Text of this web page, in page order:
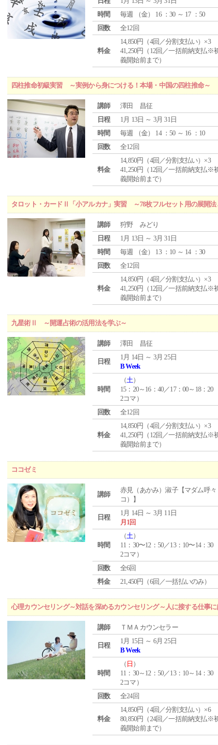
時間
毎週 （金） 16 ：30 ～ 17 ：50
回数
全12回
料金
14,850円（4回／分割支払い）×3
41,250円（12回／一括前納支払※
義開始前まで）
四柱推命初級実習 ～実例から身につける！本場・中国の四柱推命～
講師
澤田 昌征
日程
1月 13日 ～ 3月 31日
時間
毎週 （金） 14 ：50 ～ 16 ：10
回数
全12回
料金
14,850円（4回／分割支払い）×3
41,250円（12回／一括前納支払※
義開始前まで）
タロット・カードⅡ「小アルカナ」実習 ～78枚フルセット用の展開法
講師
狩野 みどり
日程
1月 13日 ～ 3月 31日
時間
毎週 （金） 13 ：10 ～ 14 ：30
回数
全12回
料金
14,850円（4回／分割支払い）×3
41,250円（12回／一括前納支払※
義開始前まで）
九星術Ⅱ ～開運占術の活用法を学ぶ～
講師 澤田 昌征
日程
1月 14日 ～ 3月 25日
B Week
時間
（土）
15：20～16：40／17：00～18：20
2コマ）
回数
全12回
料金
14,850円（4回／分割支払い）×3
41,250円（12回／一括前納支払※
義開始前まで）
ココゼミ
講師
赤見（あかみ）淑子【マダム呼々
コ）】
日程
1月 14日 ～ 3月 11日
月1回
時間
（土）
11：30〜12：50／13：10〜14：30
2コマ）
回数
全6回
料金
21,450円（6回／一括払いのみ）
心理カウンセリング～対話を深めるカウンセリング～人に接する仕事
講師 ＴＭＡカウンセラー
日程
1月 15日 ～ 6月 25日
B Week
時間
（ 日 ）
11：30～12：50／13：10～14：30
2コマ）
回数
全24回
料金
14,850円（4回／分割支払い）×6
80,850円（24回／一括前納支払※
義開始前まで）